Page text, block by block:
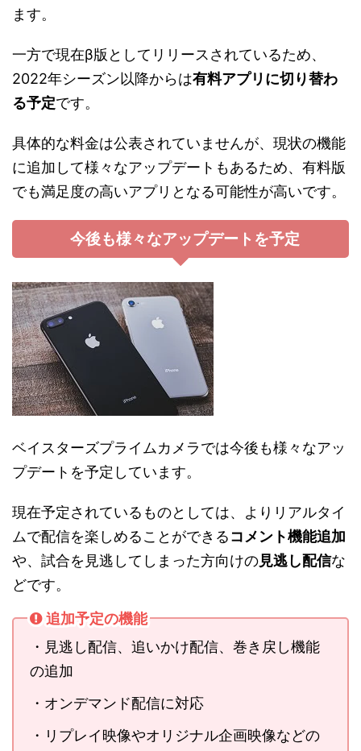
ます。
一方で現在β版としてリリースされているため、
2022年シーズン以降からは有料アプリに切り替わ
る予定です。
具体的な料金は公表されていませんが、現状の機能
に追加して様々なアップデートもあるため、有料版
でも満足度の高いアプリとなる可能性が高いです。
今後も様々なアップデートを予定
ベイスターズプライムカメラでは今後も様々なアッ
プデートを予定しています。
現在予定されているものとしては、よりリアルタイ
ムで配信を楽しめることができるコメント機能追加
や、試合を見逃してしまった方向けの見逃し配信な
どです。
追加予定の機能
・見逃し配信、追いかけ配信、巻き戻し機能
の追加
・オンデマンド配信に対応
・リプレイ映像やオリジナル企画映像などの